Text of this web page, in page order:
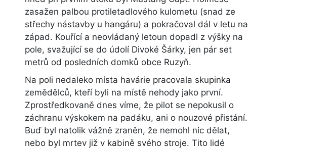
zasažen palbou protiletadlového kulometu (snad ze
střechy nástavby u hangáru) a pokračoval dál v letu na
západ. Kouřící a neovládaný letoun dopadl z výšky na
pole, svažující se do údolí Divoké Šárky, jen pár set
metrů od posledních domků obce Ruzyň.
Na poli nedaleko místa havárie pracovala skupinka
zemědělců, kteří byli na místě nehody jako první.
Zprostředkovaně dnes víme, že pilot se nepokusil o
záchranu výskokem na padáku, ani o nouzové přistání.
Buď byl natolik vážně zraněn, že nemohl nic dělat,
nebo byl mrtev již v kabině svého stroje. Tito lidé